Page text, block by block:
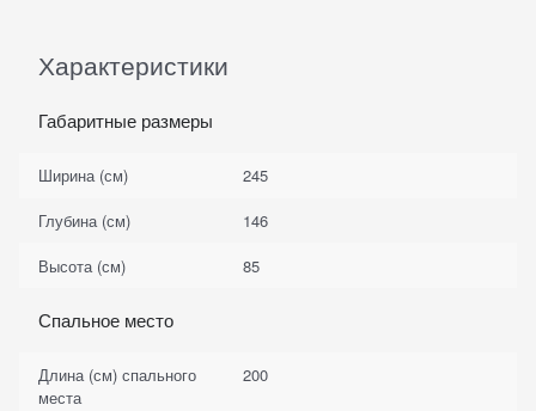
Характеристики
Габаритные размеры
Ширина (см)
245
Глубина (см)
146
Высота (см)
85
Спальное место
Длина (см) спального
места
200